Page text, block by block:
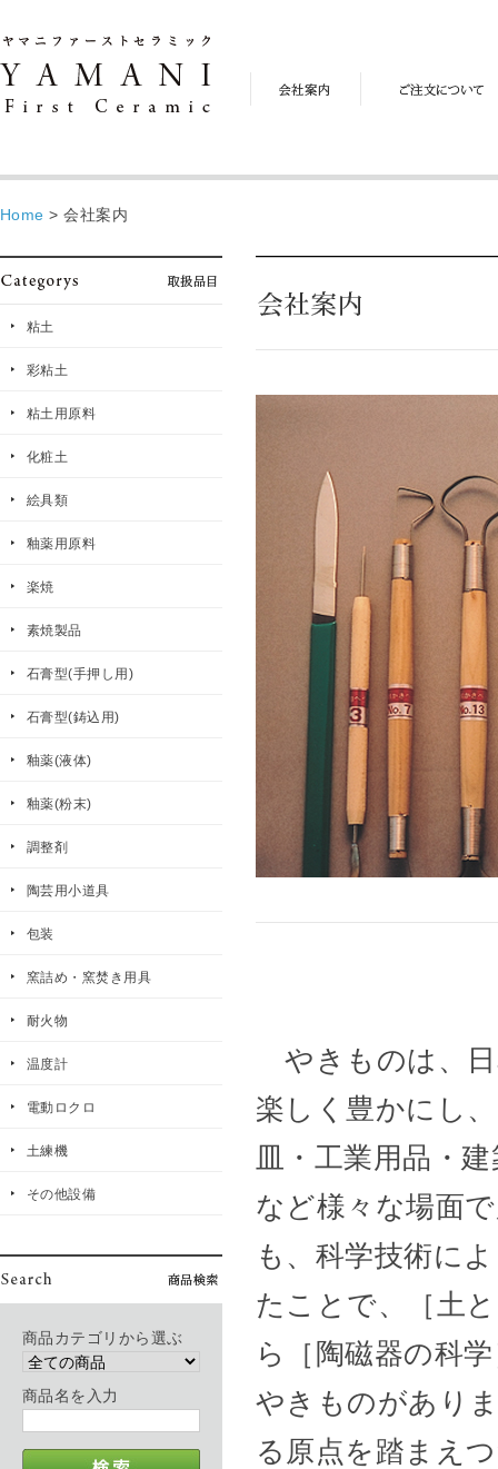
い
Home >会社案内
粘土
彩粘土
粘土用原料
化粧土
絵具類
釉薬用原料
楽焼
素焼製品
石膏型(手押し用)
石膏型(鋳込用)
釉薬(液体)
釉薬(粉末)
調整剤
陶芸用小道具
包装
窯詰め・窯焚き用具
耐火物
温度計
電動ロクロ
土練機
その他設備
商品カテゴリから選ぶ
商品名を入力
やきものは、日
楽しく豊かにし
皿・工業用品・
など様々な場面
も、科学技術に
たことで、［土
ら［陶磁器の科
やきものがあり
る原点を踏まえ